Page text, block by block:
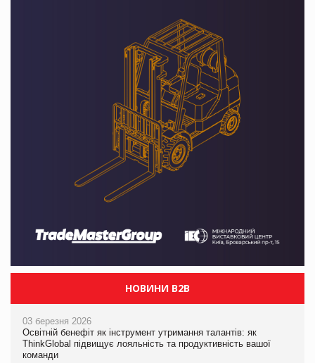
НОВИНИ B2B
03 березня 2026
Освітній бенефіт як інструмент утримання талантів: як
ThinkGlobal підвищує лояльність та продуктивність вашої
команди